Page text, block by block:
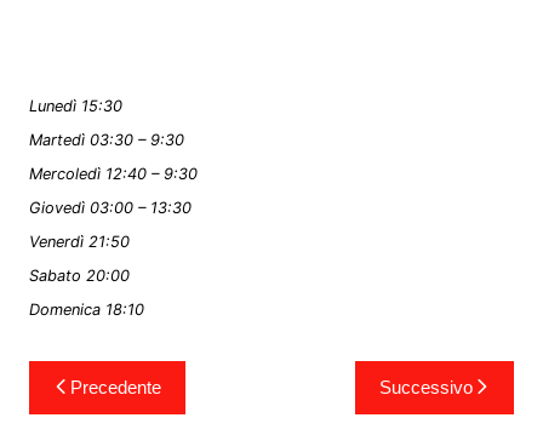
Lunedì 15:30
Martedì 03:30 – 9:30
Mercoledì 12:40 – 9:30
Giovedì 03:00 – 13:30
Venerdì 21:50
Sabato 20:00
Domenica 18:10
Navigazione
articoli
Precedente Successivo